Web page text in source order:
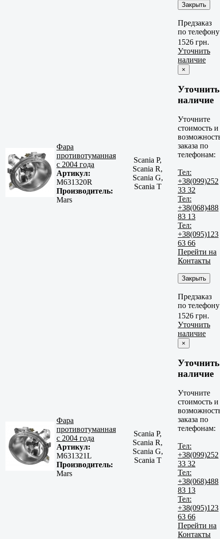
Закрыть
Предзаказ
по телефону
Фара
противотуманная
с 2004 года
Артикул:
M631320R
Производитель:
Mars
Scania P,
Scania R,
Scania G,
Scania T
1526 грн.
Уточнить
наличие
×
Уточнить
наличие
Уточните
стоимость и
заказа по
телефонам:
Тел:
+38(099)252
33 32
Тел:
+38(068)488
83 13
Тел:
+38(095)123
63 66
Перейти на
Контакты
Закрыть
Предзаказ
по телефону
Фара
противотуманная
с 2004 года
Артикул:
M631321L
Производитель:
Mars
Scania P,
Scania R,
Scania G,
Scania T
1526 грн.
Уточнить
наличие
×
Уточнить
наличие
Уточните
стоимость и
заказа по
телефонам:
Тел:
+38(099)252
33 32
Тел:
+38(068)488
83 13
Тел:
+38(095)123
63 66
Перейти на
Контакты